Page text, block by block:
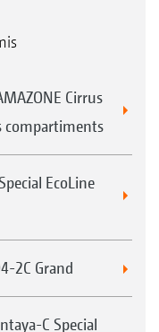
Cirrus
compartiments
EcoLine
2C Grand
C Special